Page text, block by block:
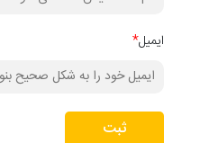
ایمیل*
ثبت